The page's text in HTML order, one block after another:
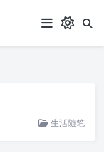
生活随笔